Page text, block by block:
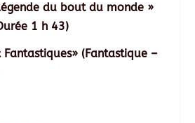
du bout du monde »
1 h 43)
Fantastiques» (Fantastique –